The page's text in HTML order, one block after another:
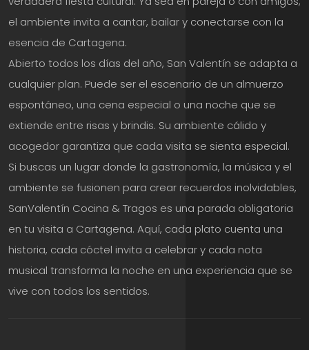
el ambiente invita a cantar, bailar y conectarse con la
esencia de Cartagena.
Abierto todos los días del año, San Valentín se adapta a
cualquier plan. Puede ser el escenario de un almuerzo
espontáneo, una cena especial o una noche que se
extiende entre risas y brindis. Su ambiente cálido y
acogedor garantiza que cada visita se sienta especial.
Si buscas un lugar donde la gastronomía, la música y el
ambiente se fusionen para crear recuerdos inolvidables,
SanValentín Cocina & Tragos es una parada obligatoria
en tu visita a Cartagena. Aquí, cada plato cuenta una
historia, cada cóctel invita a celebrar y cada nota
musical transforma la noche en una experiencia que se
vive con todos los sentidos.